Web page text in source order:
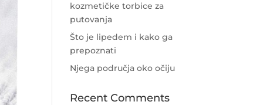
kozmetičke torbice za
putovanja
Što je lipedem i kako ga
prepoznati
Njega područja oko očiju
Recent Comments